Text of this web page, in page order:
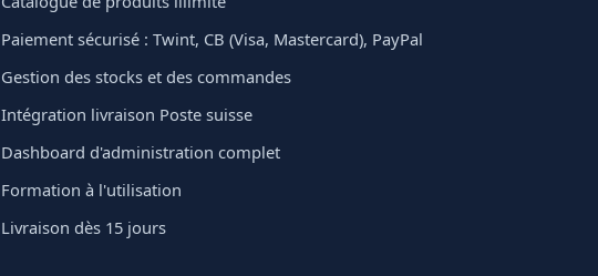
Paiement sécurisé : Twint, CB (Visa, Mastercard), PayPal
Gestion des stocks et des commandes
Intégration livraison Poste suisse
Dashboard d'administration complet
Formation à l'utilisation
Livraison dès 15 jours